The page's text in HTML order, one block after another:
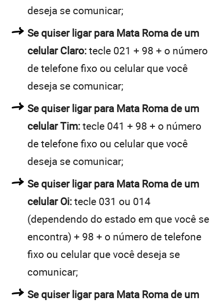
deseja se comunicar;
Se quiser ligar para Mata Roma de um
celular Claro:tecle 021 + 98 + o número
de telefone fixo ou celular que você
deseja se comunicar;
Se quiser ligar para Mata Roma de um
celular Tim:tecle 041 + 98 + o número
de telefone fixo ou celular que você
deseja se comunicar;
Se quiser ligar para Mata Roma de um
celular Oi:tecle 031 ou 014
(dependendo do estado em que você se
encontra) + 98 + o número de telefone
fixo ou celular que você deseja se
comunicar;
Se quiser ligar para Mata Roma de um